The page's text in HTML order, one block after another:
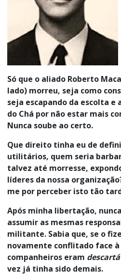
Só que o aliado Roberto
lado) morreu, seja como
seja escapando da escolta
do Chá por não estar mais
Nunca soube ao certo.
Que direito tinha eu de
utilitários, quem seria
talvez até morresse,
líderes da nossa
me por perceber isto tão
Após minha libertação,
assumir as mesmas
militante. Sabia que, se o
novamente conflitado face
companheiros eram
vez já tinha sido demais.